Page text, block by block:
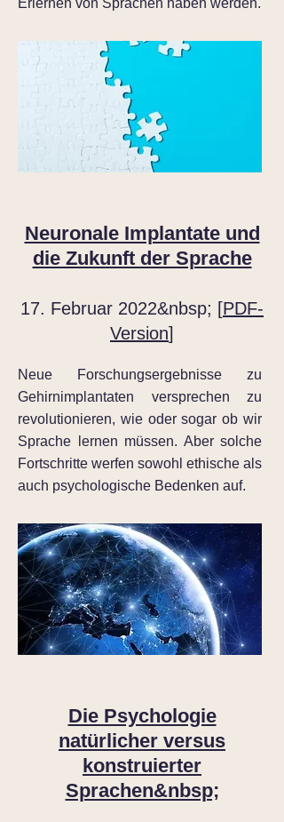
Erlernen von Sprachen haben werden.
Neuronale Implantate und
die Zukunft der Sprache
17. Februar 2022&nbsp; [PDF-
Version]
Neue Forschungsergebnisse zu
Gehirnimplantaten versprechen zu
revolutionieren, wie oder sogar ob wir
Sprache lernen müssen. Aber solche
Fortschritte werfen sowohl ethische als
auch psychologische Bedenken auf.
Die Psychologie
natürlicher versus
konstruierter
Sprachen&nbsp;